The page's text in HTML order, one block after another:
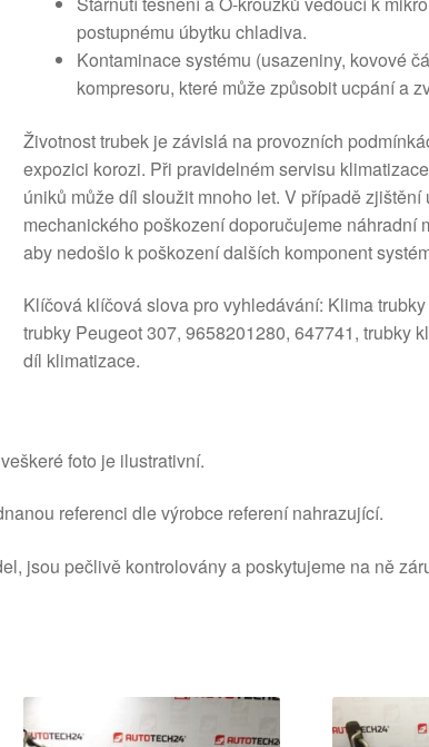
postupnému úbytku chladiva.
Kontaminace systému (usazeniny, kovové
kompresoru, které může způsobit ucpání a
Životnost trubek je závislá na provozních
expozici korozi. Při pravidelném servisu
úniků může díl sloužit mnoho let. V případě zjištění
mechanického poškození doporučujeme náhradní
aby nedošlo k poškození dalších komponent
Klíčová klíčová slova pro vyhledávání: Klima
trubky Peugeot 307, 9658201280, 647741, trubky
díl klimatizace.
foto je ilustrativní.
referenci dle výrobce referení nahrazující.
jsou pečlivě kontrolovány a poskytujeme na ně